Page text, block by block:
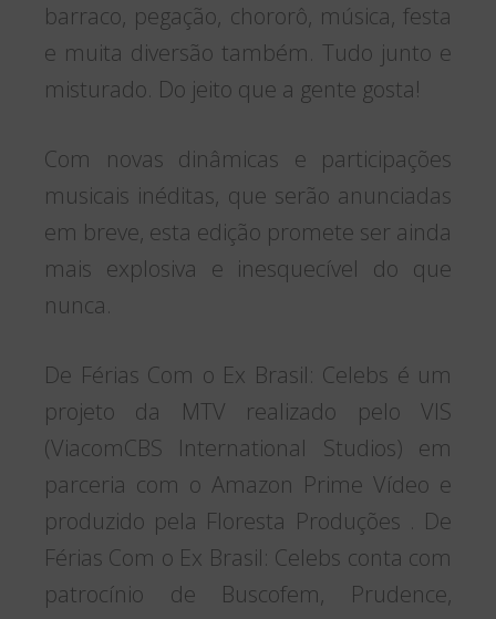
barraco, pegação, chororô, música, festa
e muita diversão também. Tudo junto e
misturado. Do jeito que a gente gosta!
Com novas dinâmicas e participações
musicais inéditas, que serão anunciadas
em breve, esta edição promete ser ainda
mais explosiva e inesquecível do que
nunca.
De Férias Com o Ex Brasil: Celebs é um
projeto da MTV realizado pelo VIS
(ViacomCBS International Studios) em
parceria com o Amazon Prime Vídeo e
produzido pela Floresta Produções . De
Férias Com o Ex Brasil: Celebs conta com
patrocínio de Buscofem, Prudence,